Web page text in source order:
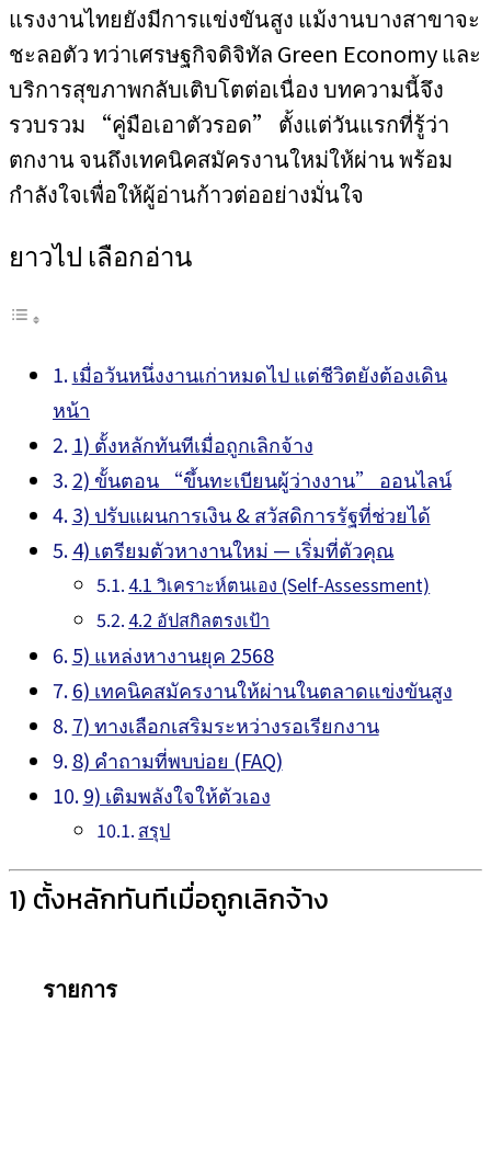
แรงงานไทยยังมีการแข่งขันสูง แม้งานบางสาขาจะ
ชะลอตัว ทว่าเศรษฐกิจดิจิทัล Green Economy และ
บริการสุขภาพกลับเติบโตต่อเนื่อง บทความนี้จึง
รวบรวม “คู่มือเอาตัวรอด” ตั้งแต่วันแรกที่รู้ว่า
ตกงาน จนถึงเทคนิคสมัครงานใหม่ให้ผ่าน พร้อม
กำลังใจเพื่อให้ผู้อ่านก้าวต่ออย่างมั่นใจ
ยาวไป เลือกอ่าน
เมื่อวันหนึ่งงานเก่าหมดไป แต่ชีวิตยังต้องเดิน
หน้า
1) ตั้งหลักทันทีเมื่อถูกเลิกจ้าง
2) ขั้นตอน “ขึ้นทะเบียนผู้ว่างงาน” ออนไลน์
3) ปรับแผนการเงิน & สวัสดิการรัฐที่ช่วยได้
4) เตรียมตัวหางานใหม่ — เริ่มที่ตัวคุณ
4.1 วิเคราะห์ตนเอง (Self‑Assessment)
4.2 อัปสกิลตรงเป้า
5) แหล่งหางานยุค 2568
6) เทคนิคสมัครงานให้ผ่านในตลาดแข่งขันสูง
7) ทางเลือกเสริมระหว่างรอเรียกงาน
8) คำถามที่พบบ่อย (FAQ)
9) เติมพลังใจให้ตัวเอง
สรุป
1) ตั้งหลักทันทีเมื่อถูกเลิกจ้าง
รายการ